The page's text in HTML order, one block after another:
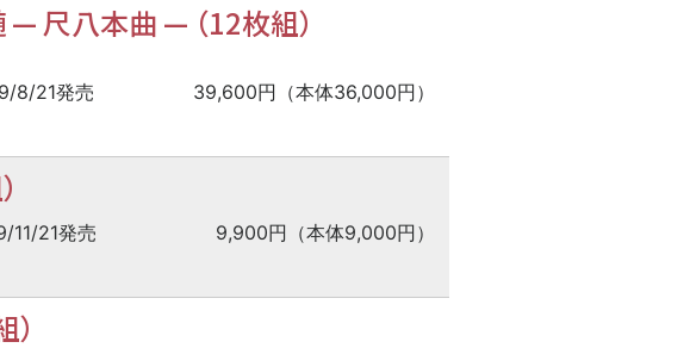
—尺八本曲 — （12枚組）
8/21発売
39,600円（本体36,000円）
11/21発売
9,900円（本体9,000円）